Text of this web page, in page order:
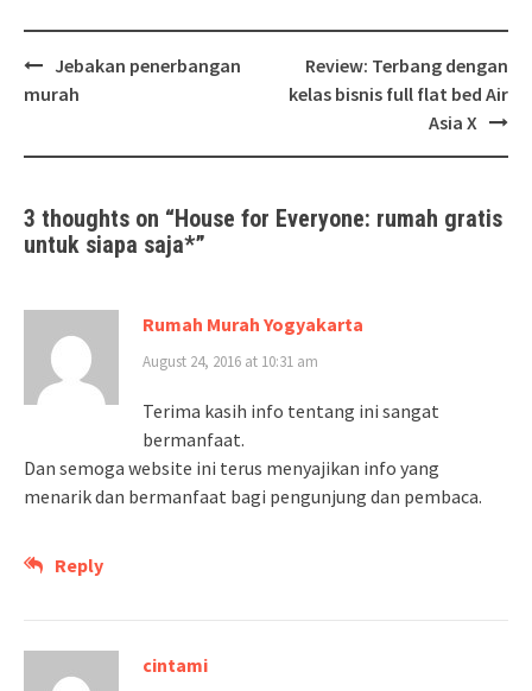
Post
navigation
Jebakan penerbangan
murah
Review: Terbang dengan
kelas bisnis full flat bed Air
Asia X
3 thoughts on “House for Everyone: rumah gratis
untuk siapa saja*”
Rumah Murah Yogyakarta
August 24, 2016 at 10:31 am
Terima kasih info tentang ini sangat
bermanfaat.
Dan semoga website ini terus menyajikan info yang
menarik dan bermanfaat bagi pengunjung dan pembaca.
Reply
cintami